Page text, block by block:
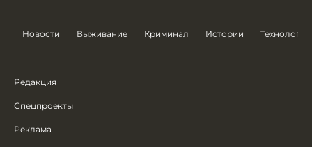
Новости Выживание Криминал Истории Технологии
Редакция
Спецпроекты
Реклама